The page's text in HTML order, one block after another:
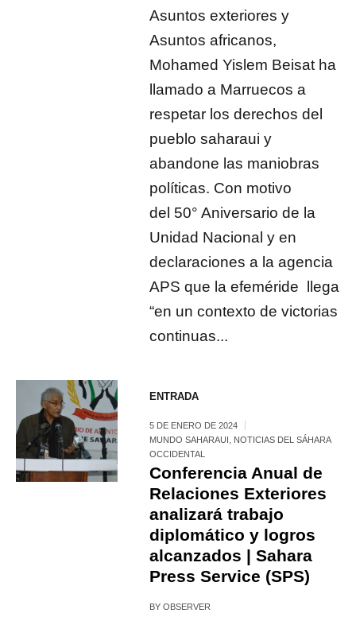
Asuntos exteriores y
Asuntos africanos,
Mohamed Yislem Beisat ha
llamado a Marruecos a
respetar los derechos del
pueblo saharaui y
abandone las maniobras
políticas. Con motivo
del 50° Aniversario de la
Unidad Nacional y en
declaraciones a la agencia
APS que la efeméride llega
“en un contexto de victorias
continuas...
ENTRADA
5 DE ENERO DE 2024
MUNDO SAHARAUI
NOTICIAS DEL SÁHARA
OCCIDENTAL
Conferencia Anual de
Relaciones Exteriores
analizará trabajo
diplomático y logros
alcanzados | Sahara
Press Service (SPS)
BYOBSERVER